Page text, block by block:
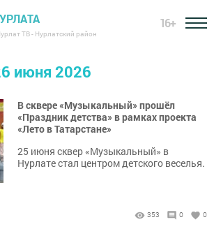
ТВ - Нурлатский район
16+
июня 2026
В сквере «Музыкальный» прошёл
«Праздник детства» в рамках проекта
«Лето в Татарстане»
25 июня сквер «Музыкальный» в
Нурлате стал центром детского веселья.
353 0 0